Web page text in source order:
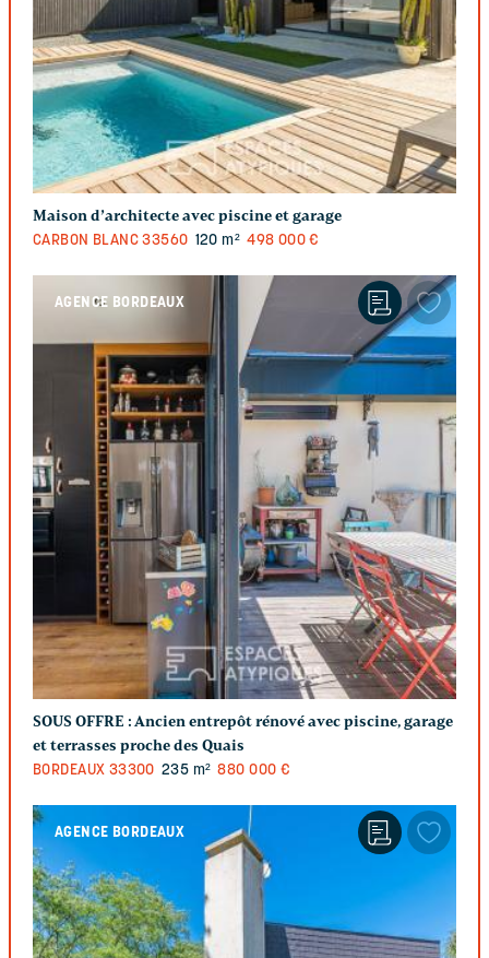
Maison d’architecte avec piscine et garage
CARBON BLANC 33560 120 m² 498 000 €
AGENCE BORDEAUX
SOUS OFFRE :Ancien entrepôt rénové avec piscine, garage
et terrasses proche des Quais
BORDEAUX 33300 235 m² 880 000 €
AGENCE BORDEAUX